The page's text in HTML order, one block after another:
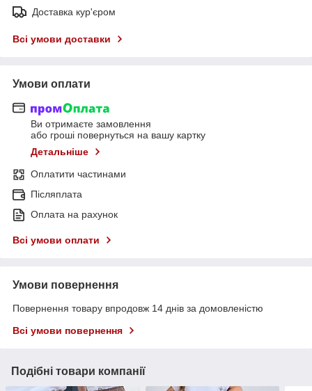
Доставка кур'єром
Всі умови доставки
Умови оплати
Ви отримаєте замовлення
або гроші повернуться на вашу картку
Детальніше
Оплатити частинами
Післяплата
Оплата на рахунок
Всі умови оплати
Умови повернення
Повернення товару впродовж 14 днів за домовленістю
Всі умови повернення
Подібні товари компанії